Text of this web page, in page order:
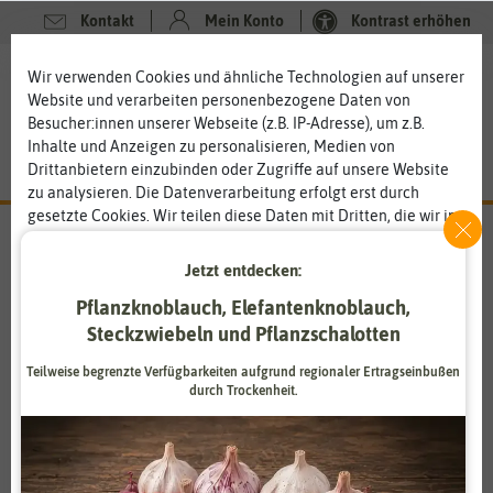
Kontakt Mein Konto Kontrast erhöhen
0 0
Produkte für biologisches Gärtnern
Das österreichische Unternehmen Florissa hat sich ganz und
gar der Natur verschrieben. Florissa sieht sich als Pionier des
Mikroorganismen, Erden, Pflanzenschutz sowie Produkte zur
Förderung der Biodiversität wie Nützlings-Hotels. Fast die
gesamte Produktpalette ist InfoXgen-zertfiziert und damit
Wir verwenden Cookies und ähnliche Technologien auf unserer
Website und verarbeiten personenbezogene Daten von
Besucher:innen unserer Webseite (z.B. IP-Adresse), um z.B.
Inhalte und Anzeigen zu personalisieren, Medien von
Drittanbietern einzubinden oder Zugriffe auf unsere Website
zu analysieren. Die Datenverarbeitung erfolgt erst durch
gesetzte Cookies. Wir teilen diese Daten mit Dritten, die wir in
Die Datenverarbeitung kann mit Einwilligung oder aufgrund
erteilt oder abgelehnt werden. Es besteht das Recht, nicht
einzuwilligen und die Einwilligung zu einem späteren
Informationen zur Verwendung personenbezogener Daten und
den Diensten erklären wir in unsererDaten­schutz­erklärung
Essenziell Statistik
Jetzt entdecken:
Pflanzknoblauch, Elefantenknoblauch,
Steckzwiebeln und Pflanzschalotten
Teilweise begrenzte Verfügbarkeiten aufgrund regionaler Ertragseinbußen
durch Trockenheit.